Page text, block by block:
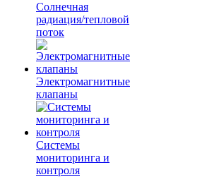
Солнечная
радиация/тепловой
поток
Электромагнитные
клапаны
Системы
мониторинга и
контроля